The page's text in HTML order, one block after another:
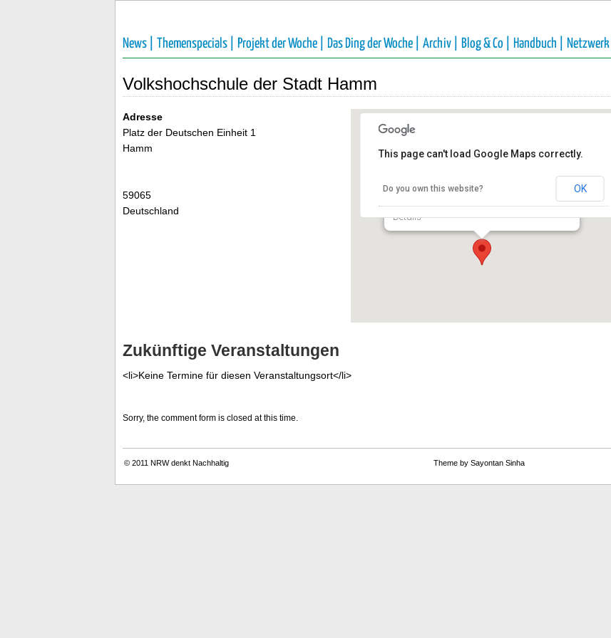
News | Themenspecials | Projekt der Woche | Das Ding der Woche | Archiv | Blog & Co | Handbuch | Netzwerk |
Volkshochschule der Stadt Hamm
Platz der Deutschen Einheit 1 - Hamm
Details
This page can't load Google Maps correctly.
Do you own this website? OK
Adresse
Platz der Deutschen Einheit 1
Hamm
59065
Deutschland
Zukünftige Veranstaltungen
<li>Keine Termine für diesen Veranstaltungsort</li>
Sorry, the comment form is closed at this time.
© 2011 NRW denkt Nachhaltig Theme by Sayontan Sinha